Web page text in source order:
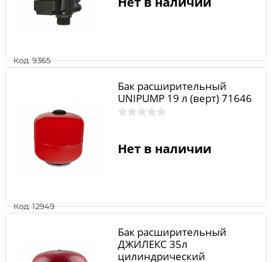
Код: 9365
Код: 12949
Бак расширительный
UNIPUMP 19 л (верт) 71646
Нет в наличии
Бак расширительный
ДЖИЛЕКС 35л
цилиндрический